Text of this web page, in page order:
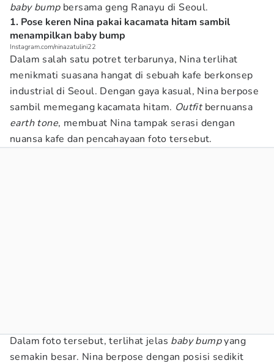
baby bump bersama geng Ranayu di Seoul.
1. Pose keren Nina pakai kacamata hitam sambil
menampilkan baby bump
Instagram.com/ninazatulini22
Dalam salah satu potret terbarunya, Nina terlihat
menikmati suasana hangat di sebuah kafe berkonsep
industrial di Seoul. Dengan gaya kasual, Nina berpose
sambil memegang kacamata hitam. Outfitbernuansa
earth tone, membuat Nina tampak serasi dengan
nuansa kafe dan pencahayaan foto tersebut.
Dalam foto tersebut, terlihat jelas baby bumpyang
semakin besar. Nina berpose dengan posisi sedikit